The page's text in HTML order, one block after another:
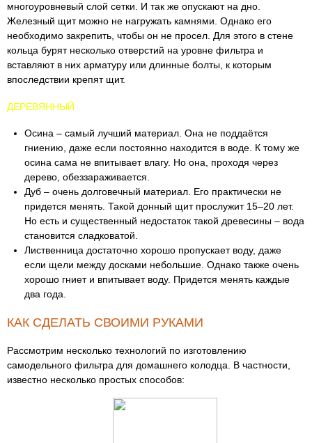
многоуровневый слой сетки. И так же опускают на дно.
Железный щит можно не нагружать камнями. Однако его
необходимо закрепить, чтобы он не просел. Для этого в стене
кольца бурят несколько отверстий на уровне фильтра и
вставляют в них арматуру или длинные болты, к которым
впоследствии крепят щит.
ДЕРЕВЯННЫЙ
Осина – самый лучший материал. Она не поддаётся
гниению, даже если постоянно находится в воде. К тому же
осина сама не впитывает влагу. Но она, проходя через
дерево, обеззараживается.
Дуб – очень долговечный материал. Его практически не
придется менять. Такой донный щит прослужит 15–20 лет.
Но есть и существенный недостаток такой древесины – вода
становится сладковатой.
Лиственница достаточно хорошо пропускает воду, даже
если щели между досками небольшие. Однако также очень
хорошо гниет и впитывает воду. Придется менять каждые
два года.
КАК СДЕЛАТЬ СВОИМИ РУКАМИ
Рассмотрим несколько технологий по изготовлению
самодельного фильтра для домашнего колодца. В частности,
известно несколько простых способов: